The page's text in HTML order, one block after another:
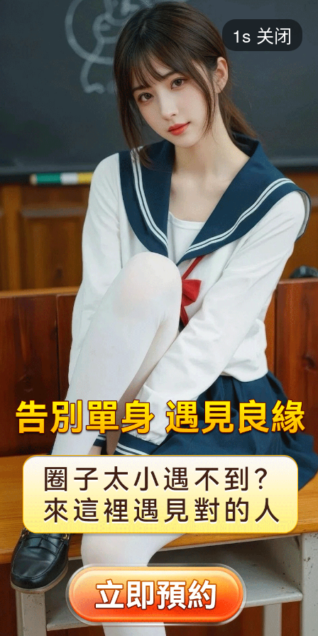
短剧
最热 添加 评分
都市 甜宠 逆袭 玄幻
2025 2024 2023 2022
全部 大陆 香港 台湾 美国 韩国 日本
1s 关闭